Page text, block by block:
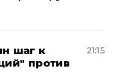
шаг к
против
21:15